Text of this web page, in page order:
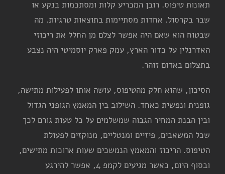
תאונות טיפוס. רובן המכריע קלות ומסתכמות בנקע או
שבר בקרסול. אחדות מסתיימות בתוצאות טרגיות. מה
שבטוח הוא שאם היה אפשר לצלם מן החלל את ריכוזי
האדרנלין על כדור הארץ, עמק פארק יוסמיטי היה נצבע
בתצלום באדום זוהר.
הסיכון, שהוא חלק מהטיפוס, עושה אותו לפעילות מתישה,
גופנית ונפשית כאחד. השילוב בין המאמץ הגופני הגדול
ובין הבנת המחיר הגבוה שמשלמים על כל טעות גורם לכך
שכל המשאבים, פיזיים ומנטליים, מנוקזים לפעולת
הטיפוס. הריכוז והמאמץ הנמשכים שעות ארוכות מתישים,
ובסוף היום, כאשר מגיעים לקמפ 4, אפשר להירגע